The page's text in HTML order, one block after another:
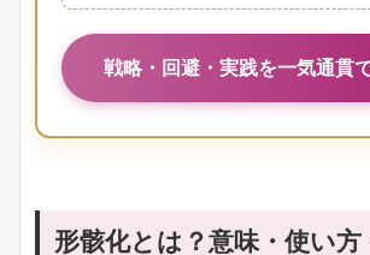
戦略・回避・実践を一気通貫
形骸化とは？意味・使い方